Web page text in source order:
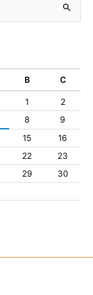
B C
1
2
8
9
15
16
22
23
29
30